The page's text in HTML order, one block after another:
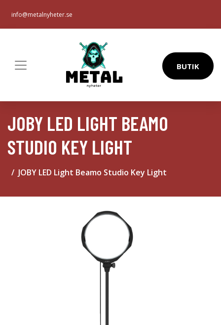
info@metalnyheter.se
BUTIK
JOBY LED LIGHT BEAMO
STUDIO KEY LIGHT
JOBY LED Light Beamo Studio Key Light